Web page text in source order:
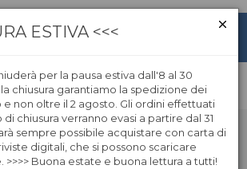
ESTIVA <<<
per la pausa estiva dall'8 al 30
chiusura garantiamo la spedizione dei
non oltre il 2 agosto. Gli ordini effettuati
chiusura verranno evasi a partire dal 31
sempre possibile acquistare con carta di
digitali, che si possono scaricare
Buona estate e buona lettura a tutti!